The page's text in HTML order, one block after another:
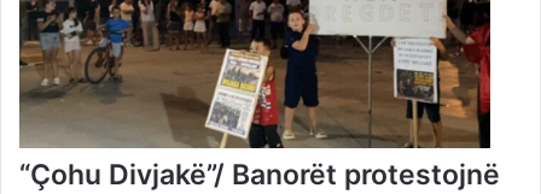
“Çohu Divjakë”/ Banorët protestojnë